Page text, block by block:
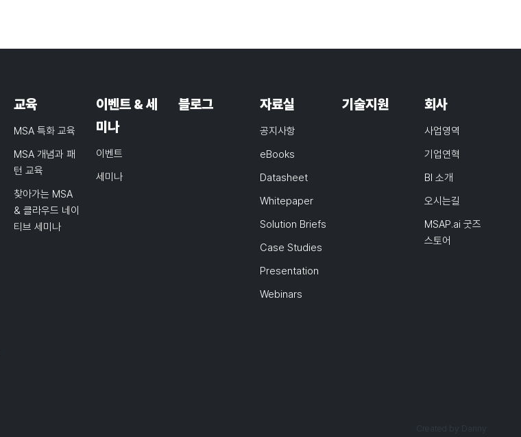
교육
MSA 특화 교육
MSA 개념과 패
턴 교육
찾아가는 MSA
& 클라우드 네이
티브 세미나
이벤트 & 세
미나
이벤트
세미나
블로그 자료실
공지사항
eBooks
Datasheet
Whitepaper
Solution Briefs
Case Studies
Presentation
Webinars
기술지원 회사
사업영역
기업연혁
BI 소개
오시는길
MSAP.ai 굿즈
스토어